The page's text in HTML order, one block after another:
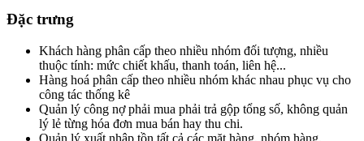
Đặc trưng
Khách hàng phân cấp theo nhiều nhóm đối tượng, nhiều
thuộc tính: mức chiết khấu, thanh toán, liên hệ...
Hàng hoá phân cấp theo nhiều nhóm khác nhau phục vụ cho
công tác thống kê
Quản lý công nợ phải mua phải trả gộp tổng số, không quản
lý lẻ từng hóa đơn mua bán hay thu chi.
Quản lý xuất nhập tồn tất cả các mặt hàng, nhóm hàng.